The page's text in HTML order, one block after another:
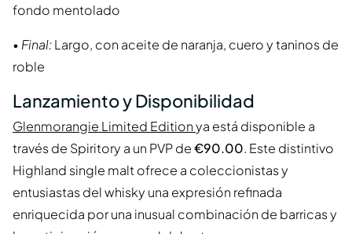
fondo mentolado
• Final:Largo, con aceite de naranja, cuero y taninos de
roble
Lanzamiento y Disponibilidad
Glenmorangie Limited Editionya está disponible a
través de Spiritory a un PVP de€90.00. Este distintivo
Highland single malt ofrece a coleccionistas y
entusiastas del whisky una expresión refinada
enriquecida por una inusual combinación de barricas y